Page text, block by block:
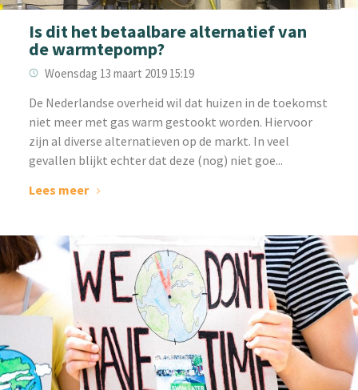
Is dit het betaalbare alternatief van
de warmtepomp?
Woensdag 13 maart 2019 15:19
De Nederlandse overheid wil dat huizen in de toekomst
niet meer met gas warm gestookt worden. Hiervoor
zijn al diverse alternatieven op de markt. In veel
gevallen blijkt echter dat deze (nog) niet goe...
Lees meer